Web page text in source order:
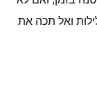
ואל תכה את